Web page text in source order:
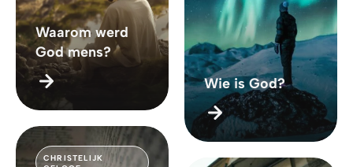
Waarom werd
God mens?
Wie is God?
CHRISTELIJK